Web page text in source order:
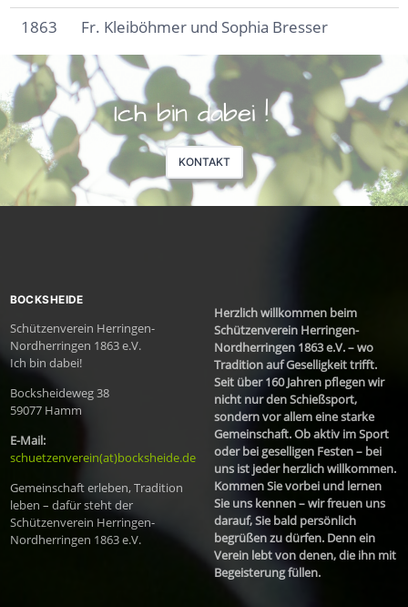
1863
Fr. Kleiböhmer und Sophia Bresser
Ich bin dabei !
KONTAKT
BOCKSHEIDE
Schützenverein Herringen-
Nordherringen 1863 e.V.
Ich bin dabei!
Bocksheideweg 38
59077 Hamm
E-Mail:
schuetzenverein(at)bocksheide.de
Gemeinschaft erleben, Tradition
leben – dafür steht der
Schützenverein Herringen-
Nordherringen 1863 e.V.
Herzlich willkommen beim
Schützenverein Herringen-
Nordherringen 1863 e.V. – wo
Tradition auf Geselligkeit trifft.
Seit über 160 Jahren pflegen wir
nicht nur den Schießsport,
sondern vor allem eine starke
Gemeinschaft. Ob aktiv im Sport
oder bei geselligen Festen – bei
uns ist jeder herzlich willkommen.
Kommen Sie vorbei und lernen
Sie uns kennen – wir freuen uns
darauf, Sie bald persönlich
begrüßen zu dürfen. Denn ein
Verein lebt von denen, die ihn mit
Begeisterung füllen.